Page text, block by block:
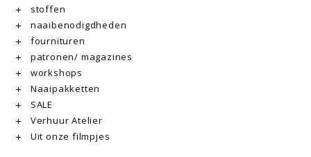
stoffen
naaibenodigdheden
fournituren
patronen/ magazines
workshops
Naaipakketten
SALE
Verhuur Atelier
Uit onze filmpjes